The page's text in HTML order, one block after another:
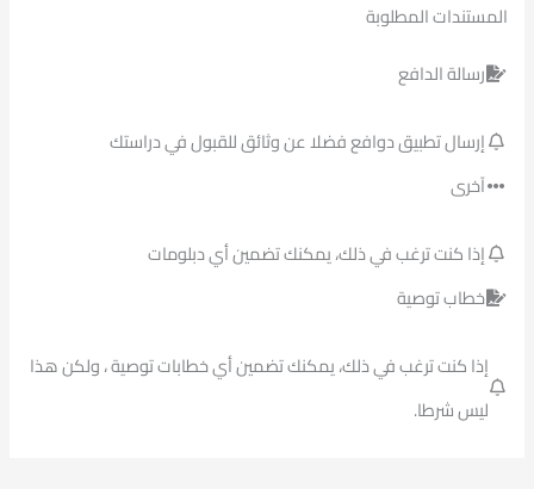
المستندات المطلوبة
رسالة الدافع
إرسال تطبيق دوافع فضلا عن وثائق للقبول في دراستك
آخرى
إذا كنت ترغب في ذلك، يمكنك تضمين أي دبلومات
خطاب توصية
إذا كنت ترغب في ذلك، يمكنك تضمين أي خطابات توصية ، ولكن هذا
ليس شرطا.